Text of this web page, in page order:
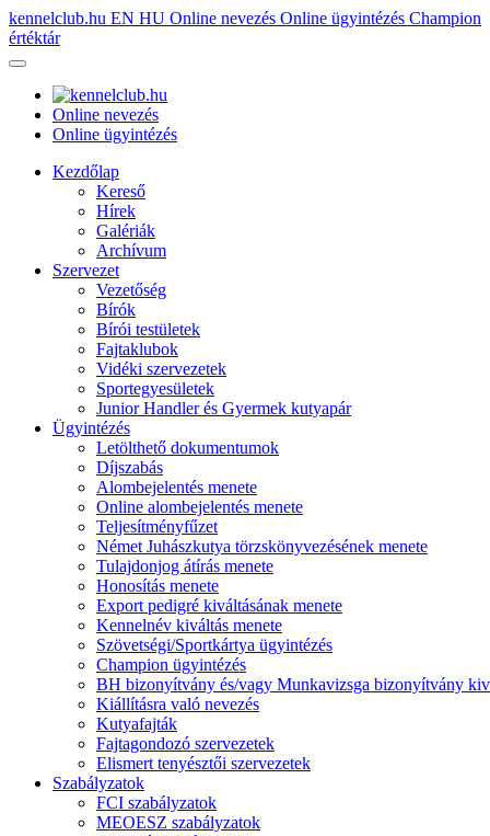
kennelclub.hu EN HU Online nevezés Online ügyintézés Champion
értéktár
Online nevezés
Online ügyintézés
Kezdőlap
Kereső
Hírek
Galériák
Archívum
Szervezet
Vezetőség
Bírók
Bírói testületek
Fajtaklubok
Vidéki szervezetek
Sportegyesületek
Junior Handler és Gyermek kutyapár
Ügyintézés
Letölthető dokumentumok
Díjszabás
Alombejelentés menete
Online alombejelentés menete
Teljesítményfűzet
Német Juhászkutya törzskönyvezésének menete
Tulajdonjog átírás menete
Honosítás menete
Export pedigré kiváltásának menete
Kennelnév kiváltás menete
Szövetségi/Sportkártya ügyintézés
Champion ügyintézés
BH bizonyítvány és/vagy Munkavizsga bizonyítvány
Kiállításra való nevezés
Kutyafajták
Fajtagondozó szervezetek
Elismert tenyésztői szervezetek
Szabályzatok
FCI szabályzatok
MEOESZ szabályzatok